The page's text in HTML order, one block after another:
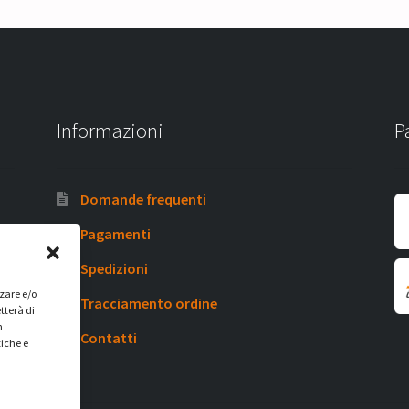
e/o
di
e
Informazioni
Domande frequenti
Pagamenti
Spedizioni
Tracciamento ordine
Contatti